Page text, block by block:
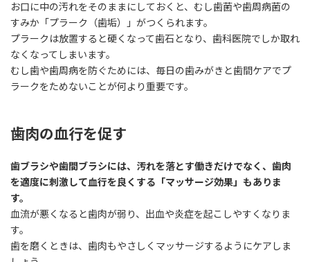
お口に中の汚れをそのままにしておくと、むし歯菌や歯周病菌の
すみか「プラーク（歯垢）」がつくられます。
プラークは放置すると硬くなって歯石となり、歯科医院でしか取れ
なくなってしまいます。
むし歯や歯周病を防ぐためには、毎日の歯みがきと歯間ケアでプ
ラークをためないことが何より重要です。
歯肉の血行を促す
歯ブラシや歯間ブラシには、汚れを落とす働きだけでなく、歯肉
を適度に刺激して血行を良くする「マッサージ効果」もありま
す。
血流が悪くなると歯肉が弱り、出血や炎症を起こしやすくなりま
す。
歯を磨くときは、歯肉もやさしくマッサージするようにケアしま